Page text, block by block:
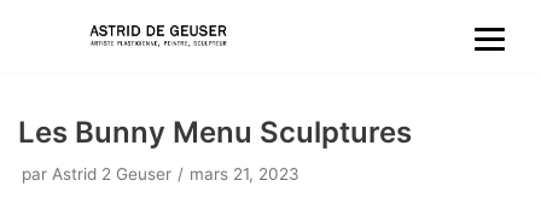
contenu
Les Bunny Menu Sculptures
par Astrid 2 Geuser mars 21, 2023